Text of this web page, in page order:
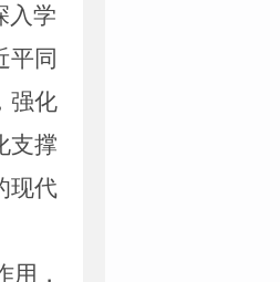
入学
平同
强化
支撑
现代
，